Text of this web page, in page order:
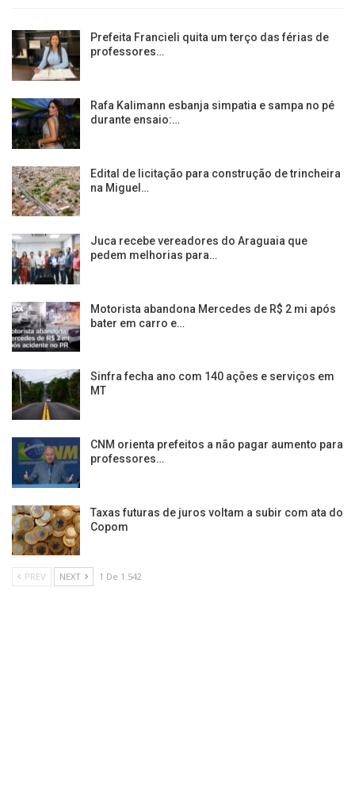
Prefeita Francieli quita um terço das férias de
professores…
Rafa Kalimann esbanja simpatia e sampa no pé
durante ensaio:…
Edital de licitação para construção de trincheira
na Miguel…
Juca recebe vereadores do Araguaia que
pedem melhorias para…
Motorista abandona Mercedes de R$ 2 mi após
bater em carro e…
Sinfra fecha ano com 140 ações e serviços em
MT
CNM orienta prefeitos a não pagar aumento para
professores…
Taxas futuras de juros voltam a subir com ata do
Copom
PREV NEXT 1 De 1.542